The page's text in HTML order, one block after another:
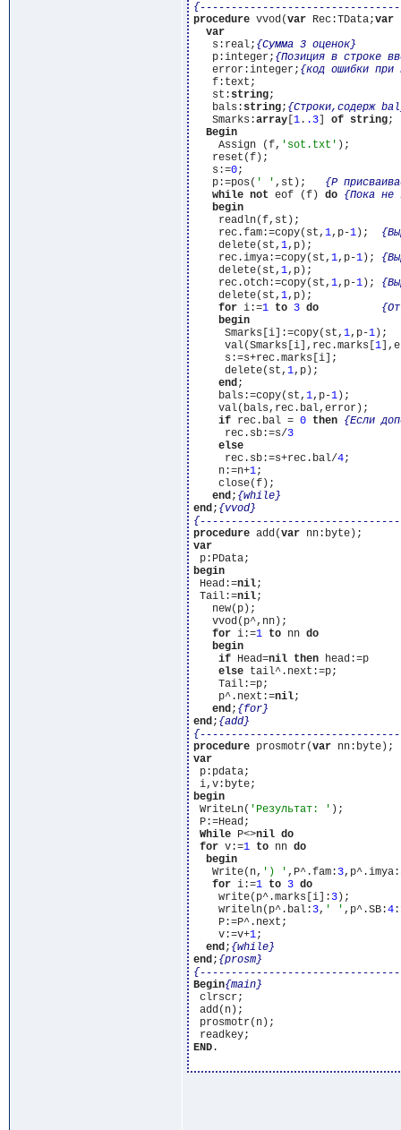
procedure vvod(var Rec:TData;var
var
   s:real;
{Сумма 3 оценок}
   p:integer;
{Позиция в строке
   error:integer;
{код ошибки при
   f:text;
   st:
string;
   bals:
string; {Строки,содерж
   Smarks:
array[ 1. .3] of string;
Begin
    Assign (f,
'sot.txt' );
   reset(f);
   s:=
0;
   p:=pos(
' ' ,st); {Р
while not eof (f) do {Пока не
begin
    readln(f,st);
    rec.fam:=copy(st,
1,p-1);
    delete(st,
1,p);
    rec.imya:=copy(st,
1,p-1);
    delete(st,
1,p);
    rec.otch:=copy(st,
1,p-1);
    delete(st,
1,p);
for i:=1 to 3 do
begin
     Smarks[i]:=copy(st,
1,p-1
     val(Smarks[i],rec.marks[
1
     delete(st,
1
end;
    bals:=copy(st,
1,p-1);
    val(bals,rec.bal,error);
if rec.bal = 0 then {Если
     rec.sb:=s/
3
else
     rec.sb:=s+rec.bal/
4;
    n:=n+
1;
    close(f);
end; {while}
end; {vvod}
procedure add(var
var
begin
Head:=nil;
Tail:=nil;
   new(p);
   vvod(p^,nn);
for i:=1 to nn do
begin
if Head=nil then head:=p
else tail^.next:=p;
    Tail:=p;
    p^.next:=
nil;
end; {for}
end; {add}
procedure prosmotr(var
var
p:pdata;
begin
WriteLn( 'Результат: ' );
P:=Head;
While P<>nil do
for v:=1 to nn do
begin
   Write(n,
') ' ,P^.fam: 3,p^.imya:
for i:=1 to 3 do
    write(p^.marks[i]:
3);
    writeln(p^.bal:
3, ' ' ,p^.SB:4:
    P:=P^.next;
    v:=v+
1;
end; {while}
end; {prosm}
Begin{main}
clrscr;
add(n);
prosmotr(n);
END.